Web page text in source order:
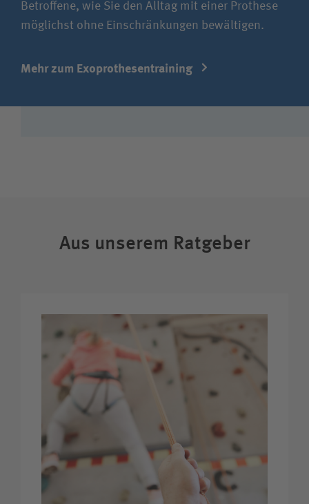
Betroffene, wie Sie den Alltag mit einer Prothese
möglichst ohne Einschrän­kungen bewältigen.
Mehr zum Exoprothesen­training
Aus unserem Ratgeber